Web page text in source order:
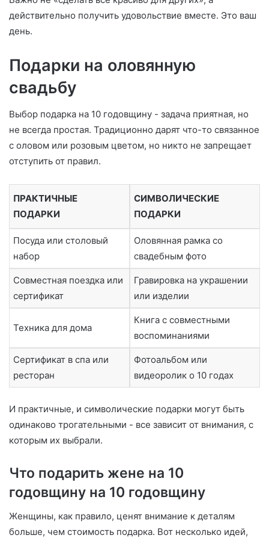
действительно получить удовольствие вместе. Это ваш
день.
Подарки на оловянную
свадьбу
Выбор подарка на 10 годовщину - задача приятная, но
не всегда простая. Традиционно дарят что-то связанное
с оловом или розовым цветом, но никто не запрещает
отступить от правил.
ПРАКТИЧНЫЕ
ПОДАРКИ
СИМВОЛИЧЕСКИЕ
ПОДАРКИ
Посуда или столовый
набор
Оловянная рамка со
свадебным фото
Совместная поездка или
сертификат
Гравировка на украшении
или изделии
Техника для дома
Книга с совместными
воспоминаниями
Сертификат в спа или
ресторан
Фотоальбом или
видеоролик о 10 годах
И практичные, и символические подарки могут быть
одинаково трогательными - все зависит от внимания, с
которым их выбрали.
Что подарить жене на 10
годовщину на 10 годовщину
Женщины, как правило, ценят внимание к деталям
больше, чем стоимость подарка. Вот несколько идей,